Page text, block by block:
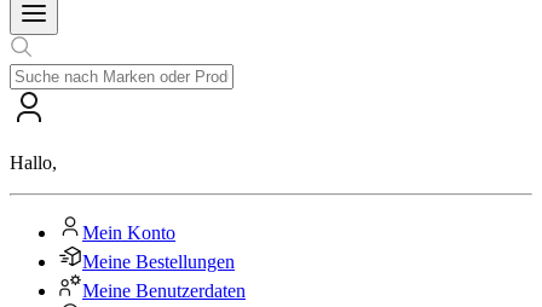
Hallo,
Mein Konto
Meine Bestellungen
Meine Benutzerdaten